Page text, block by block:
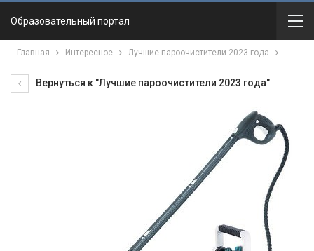
Образовательный портал
Главная Интересное Лучшие пароочистители 2023 года
Вернуться к "Лучшие пароочистители 2023 года"